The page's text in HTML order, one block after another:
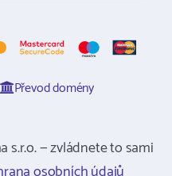
Převod domény
— zvládnete to sami